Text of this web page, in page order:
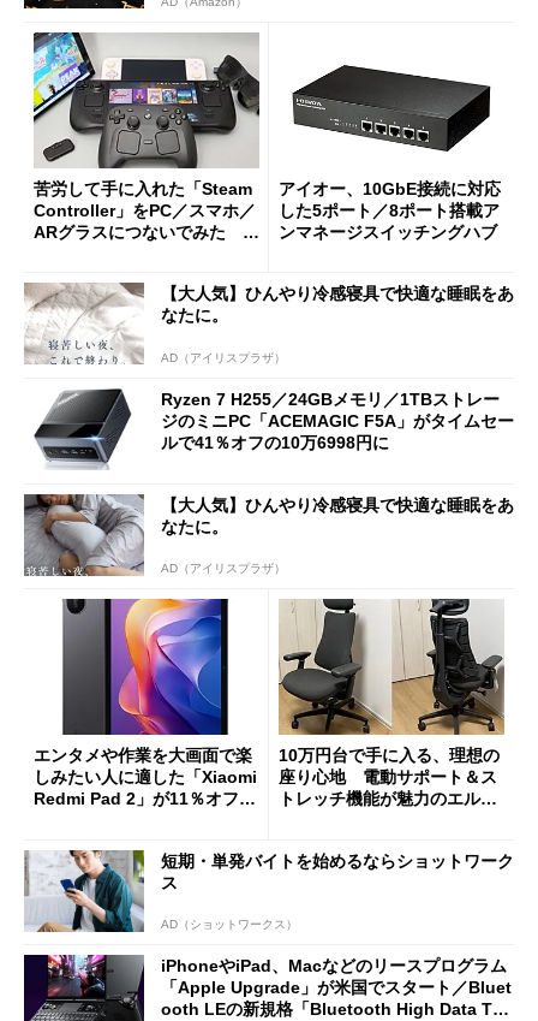
苦労して手に入れた「Steam
Controller」をPC／スマホ／
ARグラスにつないでみた ゲ
アイオー、10GbE接続に対応
した5ポート／8ポート搭載ア
ンマネージスイッチングハブ
【大人気】ひんやり冷感寝具で快適な睡眠をあ
なたに。
AD（アイリスプラザ）
Ryzen 7 H255／24GBメモリ／1TBストレー
ジのミニPC「ACEMAGIC F5A」がタイムセー
ルで41％オフの10万6998円に
【大人気】ひんやり冷感寝具で快適な睡眠をあ
なたに。
AD（アイリスプラザ）
エンタメや作業を大画面で楽
しみたい人に適した「Xiaomi
Redmi Pad 2」が11％オフの
10万円台で手に入る、理想の
座り心地 電動サポート＆ス
トレッチ機能が魅力のエルゴ
短期・単発バイトを始めるならショットワーク
ス
AD（ショットワークス）
iPhoneやiPad、Macなどのリースプログラム
「Apple Upgrade」が米国でスタート／Bluet
ooth LEの新規格「Bluetooth High Data Thr